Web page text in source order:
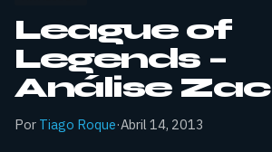
League of
Legends –
Análise Zac
Por Tiago Roque·Abril 14, 2013